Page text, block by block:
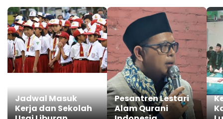
Jadwal Masuk
Kerja dan Sekolah
Pesantren Lestari
Alam Qurani